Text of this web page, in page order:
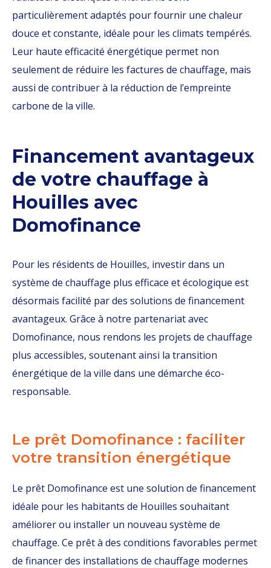
particulièrement adaptés pour fournir une chaleur
douce et constante, idéale pour les climats tempérés.
Leur haute efficacité énergétique permet non
seulement de réduire les factures de chauffage, mais
aussi de contribuer à la réduction de l’empreinte
carbone de la ville.
Financement avantageux
de votre chauffage à
Houilles avec
Domofinance
Pour les résidents de Houilles, investir dans un
système de chauffage plus efficace et écologique est
désormais facilité par des solutions de financement
avantageux. Grâce à notre partenariat avec
Domofinance, nous rendons les projets de chauffage
plus accessibles, soutenant ainsi la transition
énergétique de la ville dans une démarche éco-
responsable.
Le prêt Domofinance : faciliter
votre transition énergétique
Le prêt Domofinance est une solution de financement
idéale pour les habitants de Houilles souhaitant
améliorer ou installer un nouveau système de
chauffage. Ce prêt à des conditions favorables permet
de financer des installations de chauffage modernes